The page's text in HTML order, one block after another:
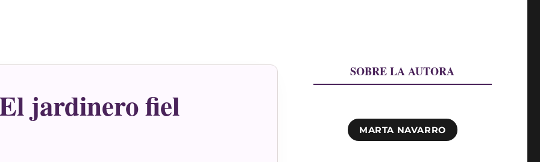
jardinero fiel
SOBRE LA AUTORA
MARTA NAVARRO